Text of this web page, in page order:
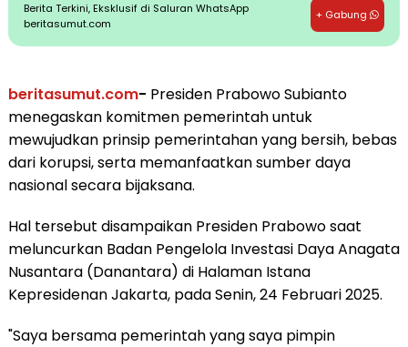
Berita Terkini, Eksklusif di Saluran WhatsApp
beritasumut.com
+ Gabung
beritasumut.com- Presiden Prabowo Subianto
menegaskan komitmen pemerintah untuk
mewujudkan prinsip pemerintahan yang bersih, bebas
dari korupsi, serta memanfaatkan sumber daya
nasional secara bijaksana.
Hal tersebut disampaikan Presiden Prabowo saat
meluncurkan Badan Pengelola Investasi Daya Anagata
Nusantara (Danantara) di Halaman Istana
Kepresidenan Jakarta, pada Senin, 24 Februari 2025.
"Saya bersama pemerintah yang saya pimpin